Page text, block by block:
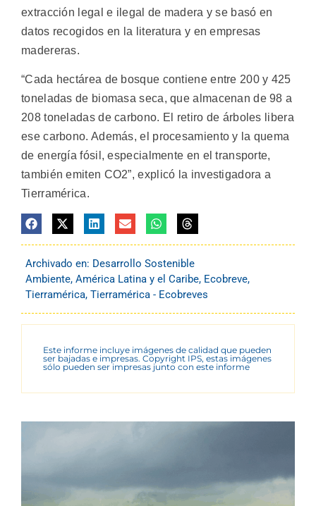
extracción legal e ilegal de madera y se basó en
datos recogidos en la literatura y en empresas
madereras.
“Cada hectárea de bosque contiene entre 200 y 425
toneladas de biomasa seca, que almacenan de 98 a
208 toneladas de carbono. El retiro de árboles libera
ese carbono. Además, el procesamiento y la quema
de energía fósil, especialmente en el transporte,
también emiten CO2”, explicó la investigadora a
Tierramérica.
Archivado en: Desarrollo Sostenible
Ambiente, América Latina y el Caribe, Ecobreve,
Tierramérica, Tierramérica - Ecobreves
Este informe incluye imágenes de calidad que pueden
ser bajadas e impresas. Copyright IPS, estas imágenes
sólo pueden ser impresas junto con este informe